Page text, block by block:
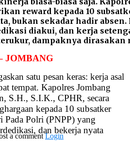
reward kepada 10
bukan sekadar hadir
diakui, dan kerja
dampaknya dirasakan
JOMBANG
satu pesan keras: kerja asal
tempat. Kapolres Jombang
S.H., S.I.K., CPHR, secara
kepada 10 subsatker
Pada Polri (PNPP) yang
dan bekerja nyata
a commentLogin